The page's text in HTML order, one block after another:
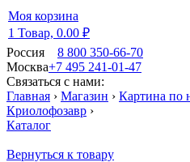
Моя корзина
1 Товар, 0.00 ₽
Россия
8 800 350-66-70
Москва+7 495 241-01-47
Связаться с нами:
Главная › Магазин › Картина по
Криолофозавр ›
Каталог
Вернуться к товару